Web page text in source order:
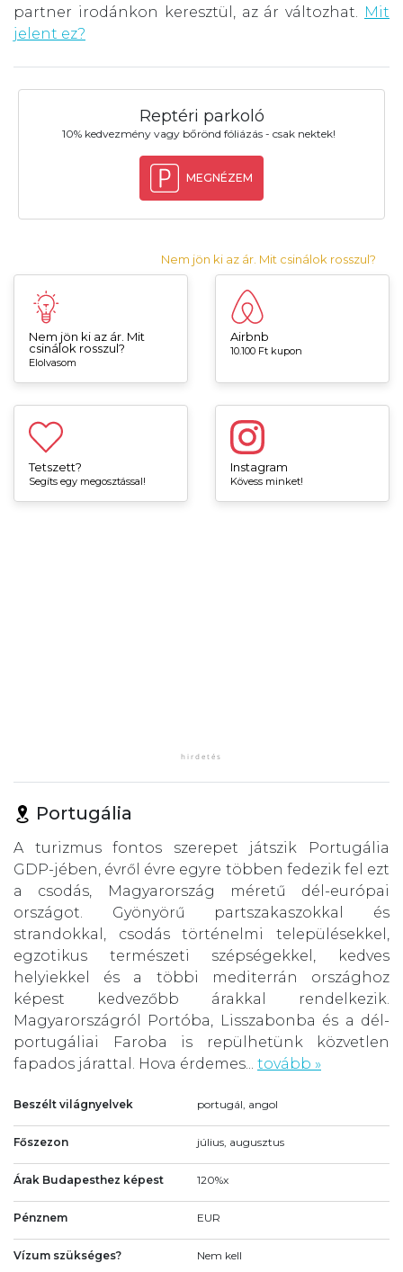
partner irodánkon keresztül, az ár változhat.
Mit
jelent ez?
Reptéri parkoló
10% kedvezmény vagy bőrönd fóliázás - csak nektek!
MEGNÉZEM
Nem jön ki az ár. Mit csinálok rosszul?
Nem jön ki az ár. Mit
csinálok rosszul?
Elolvasom
Airbnb
10.100 Ft kupon
Tetszett?
Segíts egy megosztással!
Instagram
Kövess minket!
Portugália
A turizmus fontos szerepet játszik Portugália
GDP-jében, évről évre egyre többen fedezik fel ezt
a csodás, Magyarország méretű dél-európai
országot. Gyönyörű partszakaszokkal és
strandokkal, csodás történelmi településekkel,
egzotikus természeti szépségekkel, kedves
helyiekkel és a többi mediterrán országhoz
képest kedvezőbb árakkal rendelkezik.
Magyarországról Portóba, Lisszabonba és a dél-
portugáliai Faroba is repülhetünk közvetlen
fapados járattal. Hova érdemes... tovább »
Beszélt világnyelvek portugál, angol
Főszezon július, augusztus
Árak Budapesthez képest 120%x
Pénznem EUR
Vízum szükséges? Nem kell